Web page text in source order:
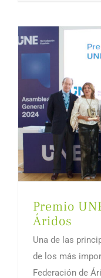
Premio
Áridos
Una de las
de los más
Federación de